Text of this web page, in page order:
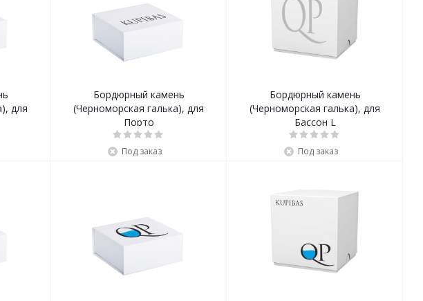
для
Бордюрный камень
(Черноморская галька), для
Порто
Под заказ
Бордюрный камень
(Черноморская галька), для
Бассон L
Под заказ